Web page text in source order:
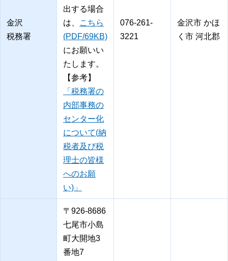
金沢
税務署
出する場合
は、
こちら
(PDF/69KB)
にお願いい
たします。
【参考】
「税務署の
内部事務の
センター化
について(納
税者及び税
理士の皆様
へのお願
い)」
076-261-
3221
金沢市 かほ
く市 河北郡
〒926-8686
七尾市小島
町大開地3
番地7